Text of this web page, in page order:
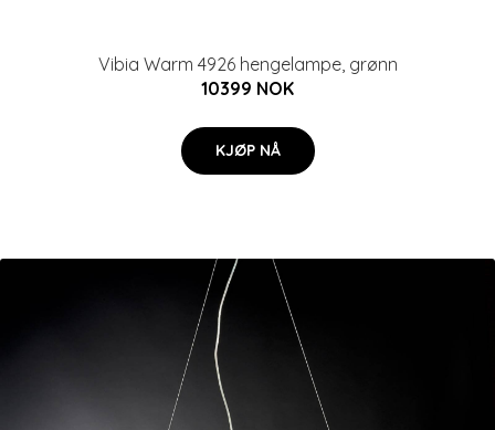
Vibia Warm 4926 hengelampe, grønn
10399 NOK
KJØP NÅ